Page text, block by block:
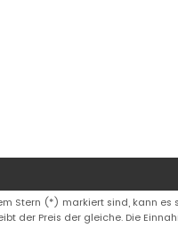
Stern (*) markiert sind, kann
der Preis der gleiche. Die